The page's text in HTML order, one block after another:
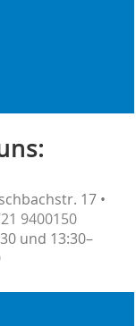
17 •
9400150
und 13:30–